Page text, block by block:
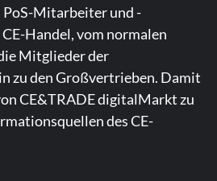
Top Story
setzen immer mehr auf
und Ventilatoren
Mitarbeiter und -
Handel, vom normalen
Mitglieder der
zu den Großvertrieben. Damit
CE&TRADE digitalMarkt zu
des CE-
bietet eine große Auswahl an
man Spielautomaten